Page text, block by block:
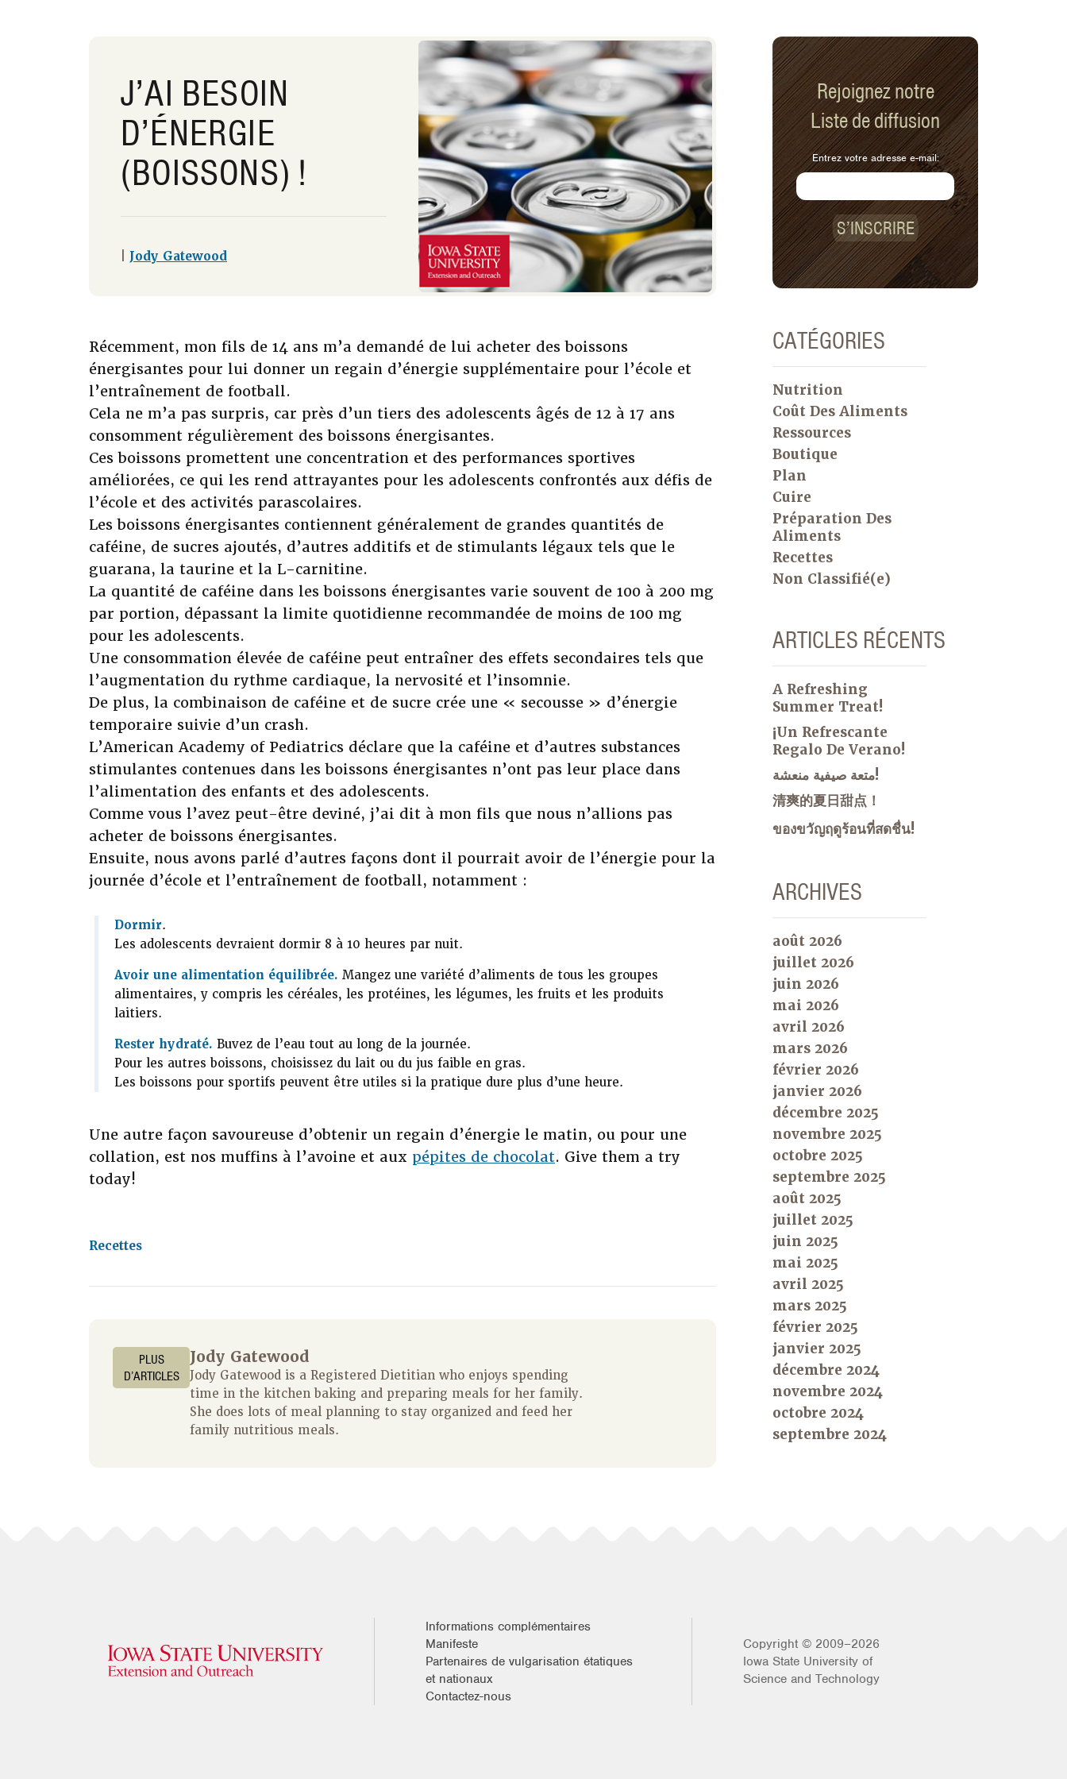
J’AI BESOIN
D’ÉNERGIE
(BOISSONS) !
Jody Gatewood
Récemment, mon fils de 14 ans m’a demandé de lui acheter des boissons
énergisantes pour lui donner un regain d’énergie supplémentaire pour l’école et
l’entraînement de football.
Cela ne m’a pas surpris, car près d’un tiers des adolescents âgés de 12 à 17 ans
consomment régulièrement des boissons énergisantes.
Ces boissons promettent une concentration et des performances sportives
améliorées, ce qui les rend attrayantes pour les adolescents confrontés aux défis de
l’école et des activités parascolaires.
Les boissons énergisantes contiennent généralement de grandes quantités de
caféine, de sucres ajoutés, d’autres additifs et de stimulants légaux tels que le
guarana, la taurine et la L-carnitine.
La quantité de caféine dans les boissons énergisantes varie souvent de 100 à 200 mg
par portion, dépassant la limite quotidienne recommandée de moins de 100 mg
pour les adolescents.
Une consommation élevée de caféine peut entraîner des effets secondaires tels que
l’augmentation du rythme cardiaque, la nervosité et l’insomnie.
De plus, la combinaison de caféine et de sucre crée une « secousse » d’énergie
temporaire suivie d’un crash.
L’American Academy of Pediatrics déclare que la caféine et d’autres substances
stimulantes contenues dans les boissons énergisantes n’ont pas leur place dans
l’alimentation des enfants et des adolescents.
Comme vous l’avez peut-être deviné, j’ai dit à mon fils que nous n’allions pas
acheter de boissons énergisantes.
Ensuite, nous avons parlé d’autres façons dont il pourrait avoir de l’énergie pour la
journée d’école et l’entraînement de football, notamment :
Dormir.
Les adolescents devraient dormir 8 à 10 heures par nuit.
Avoir une alimentation équilibrée. Mangez une variété d’aliments de tous les groupes
alimentaires, y compris les céréales, les protéines, les légumes, les fruits et les produits
laitiers.
Rester hydraté. Buvez de l’eau tout au long de la journée.
Pour les autres boissons, choisissez du lait ou du jus faible en gras.
Les boissons pour sportifs peuvent être utiles si la pratique dure plus d’une heure.
Une autre façon savoureuse d’obtenir un regain d’énergie le matin, ou pour une
collation, est nos muffins à l’avoine et aux pépites de chocolat. Give them a try
today!
Recettes
PLUS
D’ARTICLES
Jody Gatewood
Jody Gatewood is a Registered Dietitian who enjoys spending
time in the kitchen baking and preparing meals for her family.
She does lots of meal planning to stay organized and feed her
family nutritious meals.
Rejoignez notre
Liste de diffusion
Entrez votre adresse e-mail:
S’INSCRIRE
CATÉGORIES
Nutrition
Coût Des Aliments
Ressources
Boutique
Plan
Cuire
Préparation Des
Aliments
Recettes
Non Classifié(e)
ARTICLES RÉCENTS
A Refreshing
Summer Treat!
¡Un Refrescante
Regalo De Verano!
متعة صيفية منعشة!
清爽的夏日甜点！
ของขวัญฤดูร้อนที่สดชื่น!
ARCHIVES
août 2026
juillet 2026
juin 2026
mai 2026
avril 2026
mars 2026
février 2026
janvier 2026
décembre 2025
novembre 2025
octobre 2025
septembre 2025
août 2025
juillet 2025
juin 2025
mai 2025
avril 2025
mars 2025
février 2025
janvier 2025
décembre 2024
novembre 2024
octobre 2024
septembre 2024
Informations complémentaires
Manifeste
Partenaires de vulgarisation étatiques
et nationaux
Contactez-nous
Copyright © 2009–2026
Iowa State University of
Science and Technology